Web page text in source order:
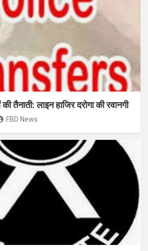
की तैनाती: लाइन हाजिर दरोगा की रवानगी
FBD News